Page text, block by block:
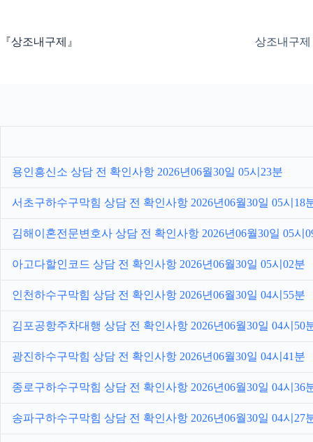
으『상조내구제』 상조내구제
용인흥신소 상담 전 확인사항 2026년06월30일 05시23분
서초구하수구막힘 상담 전 확인사항 2026년06월30일 05시18
김해이혼전문변호사 상담 전 확인사항 2026년06월30일 05시
아고다할인코드 상담 전 확인사항 2026년06월30일 05시02분
인천하수구막힘 상담 전 확인사항 2026년06월30일 04시55분
김포공항주차대행 상담 전 확인사항 2026년06월30일 04시50
광진하수구막힘 상담 전 확인사항 2026년06월30일 04시41분
종로구하수구막힘 상담 전 확인사항 2026년06월30일 04시36
송파구하수구막힘 상담 전 확인사항 2026년06월30일 04시27